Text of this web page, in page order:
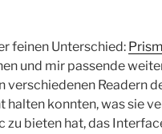
feinen Unterschied:
und mir passende
verschiedenen Readern
halten konnten, was sie
zu bieten hat, das